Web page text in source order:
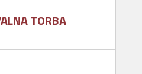
TORBA